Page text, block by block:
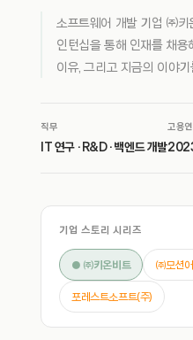
소프트웨어 개발 기업 ㈜
인턴십을 통해 인재를 채
이유, 그리고 지금의 이야
직무
IT 연구 · R&D · 백엔드 개발
고용연
기업 스토리 시리즈
● ㈜키온비트 ㈜모션
포레스트소프트(주)